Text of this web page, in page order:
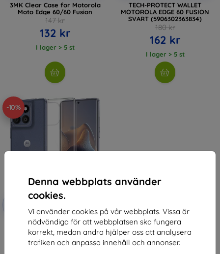
Denna webbplats använder
cookies.
Vi använder cookies på vår webbplats. Vissa är
nödvändiga för att webbplatsen ska fungera
korrekt, medan andra hjälper oss att analysera
trafiken och anpassa innehåll och annonser.
3MK Clear Case for Motorola
Moto Edge 60/60 Fusion
147 kr
132 kr
I lager > 5 st
TECH-PROTECT WALLET
MOTOROLA EDGE 60 FUSION
SVART (5906302363834)
180 kr
162 kr
I lager > 5 st
-10%
Rabatt
kupong
TECH-PROTECT FLEXAIR
MOTOROLA EDGE 60 FUSION
KLAR (5906302363865)
147 kr